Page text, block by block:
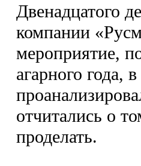
Двенадцатого
компании
мероприятие,
агарного года,
отчитались о
проделать.